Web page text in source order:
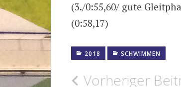
(3./0:55,60/ gute
(0:58,17)
2018 SCHWIMMEN
Vorheriger